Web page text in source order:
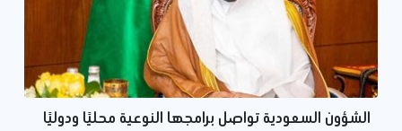
الشؤون السعودية تواصل برامجها النوعية محليًا ودوليًا